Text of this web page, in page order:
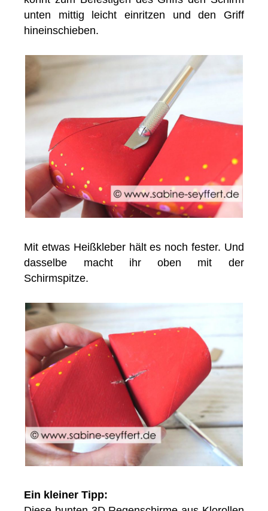
unten mittig leicht einritzen und den Griff
hineinschieben.
Mit etwas Heißkleber hält es noch fester. Und
dasselbe macht ihr oben mit der
Schirmspitze.
Ein kleiner Tipp: